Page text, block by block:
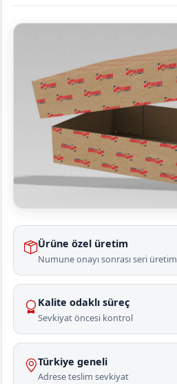
Ürüne özel üretim
Numune onayı sonrası seri üretim
Kalite odaklı süreç
Sevkiyat öncesi kontrol
Türkiye geneli
Adrese teslim sevkiyat